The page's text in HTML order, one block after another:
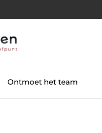
Ontmoet het team